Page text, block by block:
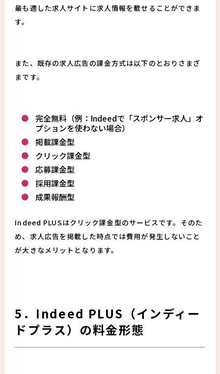
最も適した求人サイトに求人情報を載せることができま
す。
また、既存の求人広告の課金方式は以下のとおりさまざ
まです。
完全無料（例：Indeedで「スポンサー求人」オ
プションを使わない場合）
掲載課金型
クリック課金型
応募課金型
採用課金型
成果報酬型
Indeed PLUSはクリック課金型のサービスです。そのた
め、求人広告を掲載した時点では費用が発生しないこと
が大きなメリットとなります。
5．Indeed PLUS（インディー
ドプラス）の料金形態